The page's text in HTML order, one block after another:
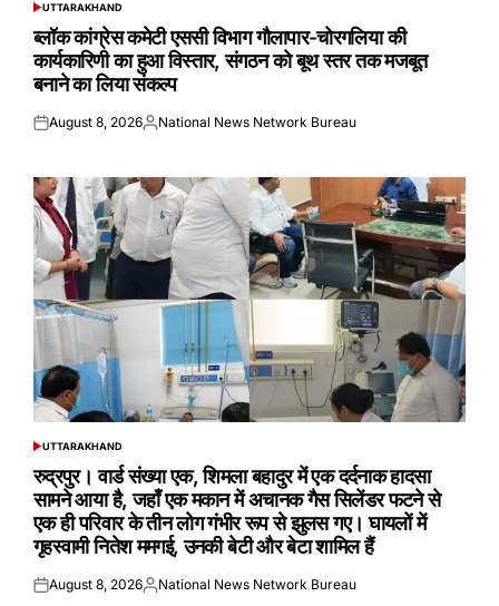
POSTED
UTTARAKHAND
ब्लॉक कांग्रेस कमेटी एससी विभाग गौलापार-चोरगलिया की
कार्यकारिणी का हुआ विस्तार, संगठन को बूथ स्तर तक मजबूत
बनाने का लिया संकल्प
Posted
August 8, 2026Posted
National News Network Bureau
POSTED
UTTARAKHAND
रुद्रपुर। वार्ड संख्या एक, शिमला बहादुर में एक दर्दनाक हादसा
सामने आया है, जहाँ एक मकान में अचानक गैस सिलेंडर फटने से
एक ही परिवार के तीन लोग गंभीर रूप से झुलस गए। घायलों में
गृहस्वामी नितेश ममगई, उनकी बेटी और बेटा शामिल हैं
Posted
August 8, 2026Posted
National News Network Bureau